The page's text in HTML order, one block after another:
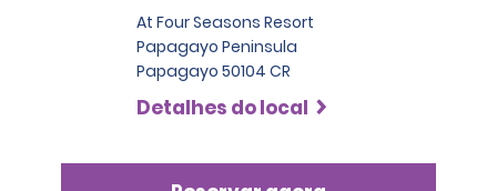
At Four Seasons Resort
Papagayo Peninsula
Papagayo 50104 CR
Detalhes do local